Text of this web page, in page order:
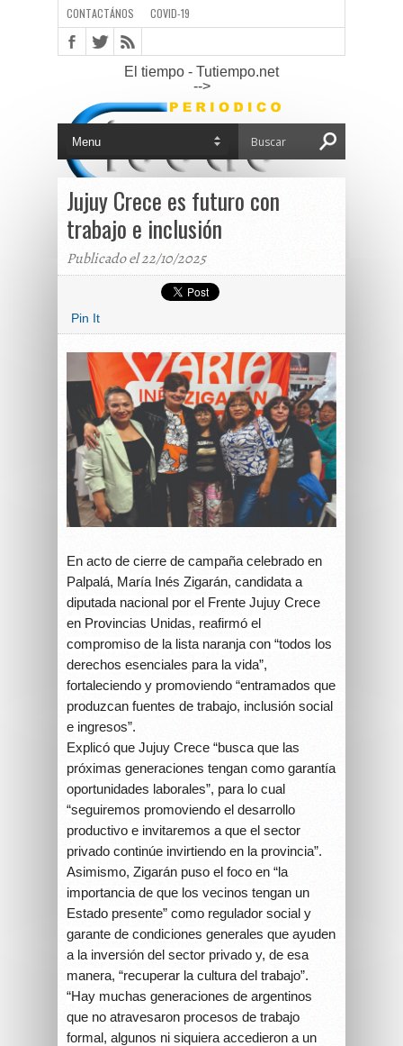
CONTACTÁNOS COVID-19
El tiempo - Tutiempo.net
-->
Jujuy Crece es futuro con
trabajo e inclusión
Publicado el 22/10/2025
Pin It
En acto de cierre de campaña celebrado en
Palpalá, María Inés Zigarán, candidata a
diputada nacional por el Frente Jujuy Crece
en Provincias Unidas, reafirmó el
compromiso de la lista naranja con “todos los
derechos esenciales para la vida”,
fortaleciendo y promoviendo “entramados que
produzcan fuentes de trabajo, inclusión social
e ingresos”.
Explicó que Jujuy Crece “busca que las
próximas generaciones tengan como garantía
oportunidades laborales”, para lo cual
“seguiremos promoviendo el desarrollo
productivo e invitaremos a que el sector
privado continúe invirtiendo en la provincia”.
Asimismo, Zigarán puso el foco en “la
importancia de que los vecinos tengan un
Estado presente” como regulador social y
garante de condiciones generales que ayuden
a la inversión del sector privado y, de esa
manera, “recuperar la cultura del trabajo”.
“Hay muchas generaciones de argentinos
que no atravesaron procesos de trabajo
formal, algunos ni siquiera accedieron a un